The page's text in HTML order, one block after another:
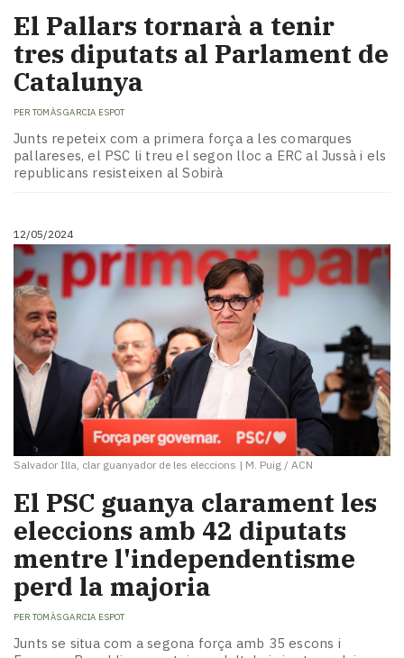
El Pallars tornarà a tenir
tres diputats al Parlament de
Catalunya
PER TOMÀS GARCIA ESPOT
Junts repeteix com a primera força a les comarques
pallareses, el PSC li treu el segon lloc a ERC al Jussà i els
republicans resisteixen al Sobirà
12/05/2024
Salvador Illa, clar guanyador de les eleccions | M. Puig / ACN
El PSC guanya clarament les
eleccions amb 42 diputats
mentre l'independentisme
perd la majoria
PER TOMÀS GARCIA ESPOT
Junts se situa com a segona força amb 35 escons i